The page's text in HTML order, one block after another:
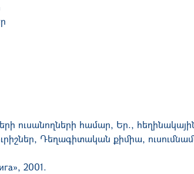
համար, Եր.,
Դեղագիտական քիմիա,
2001.